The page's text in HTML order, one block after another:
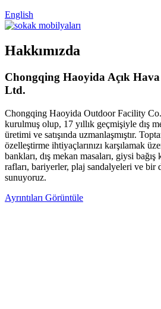
English
Hakkımızda
Chongqing Haoyida Açık
Ltd.
Chongqing Haoyida Outdoor Facility
kurulmuş olup, 17 yıllık geçmişiyle dış
üretimi ve satışında uzmanlaşmıştır.
özelleştirme ihtiyaçlarınızı karşılamak
bankları, dış mekan masaları, giysi bağış
rafları, bariyerler, plaj sandalyeleri ve bir
sunuyoruz.
Ayrıntıları Görüntüle